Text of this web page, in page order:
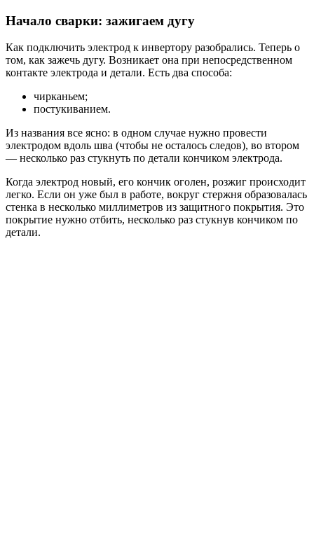
Начало сварки: зажигаем дугу
Как подключить электрод к инвертору разобрались. Теперь о
том, как зажечь дугу. Возникает она при непосредственном
контакте электрода и детали. Есть два способа:
чирканьем;
постукиванием.
Из названия все ясно: в одном случае нужно провести
электродом вдоль шва (чтобы не осталось следов), во втором
— несколько раз стукнуть по детали кончиком электрода.
Когда электрод новый, его кончик оголен, розжиг происходит
легко. Если он уже был в работе, вокруг стержня образовалась
стенка в несколько миллиметров из защитного покрытия. Это
покрытие нужно отбить, несколько раз стукнув кончиком по
детали.